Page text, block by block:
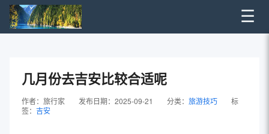
☰
几月份去吉安比较合适呢
作者：旅行家 发布日期：2025-09-21 分类： 旅游技巧
标
签： 吉安